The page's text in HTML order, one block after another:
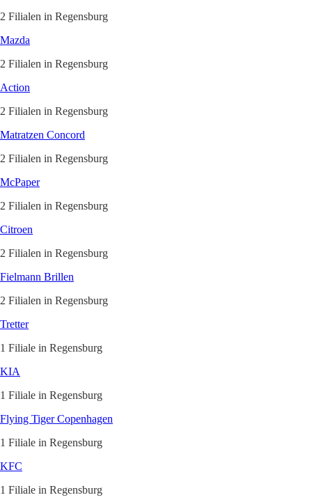
2 Filialen in Regensburg
Mazda
2 Filialen in Regensburg
Action
2 Filialen in Regensburg
Matratzen Concord
2 Filialen in Regensburg
McPaper
2 Filialen in Regensburg
Citroen
2 Filialen in Regensburg
Fielmann Brillen
2 Filialen in Regensburg
Tretter
1 Filiale in Regensburg
KIA
1 Filiale in Regensburg
Flying Tiger Copenhagen
1 Filiale in Regensburg
KFC
1 Filiale in Regensburg